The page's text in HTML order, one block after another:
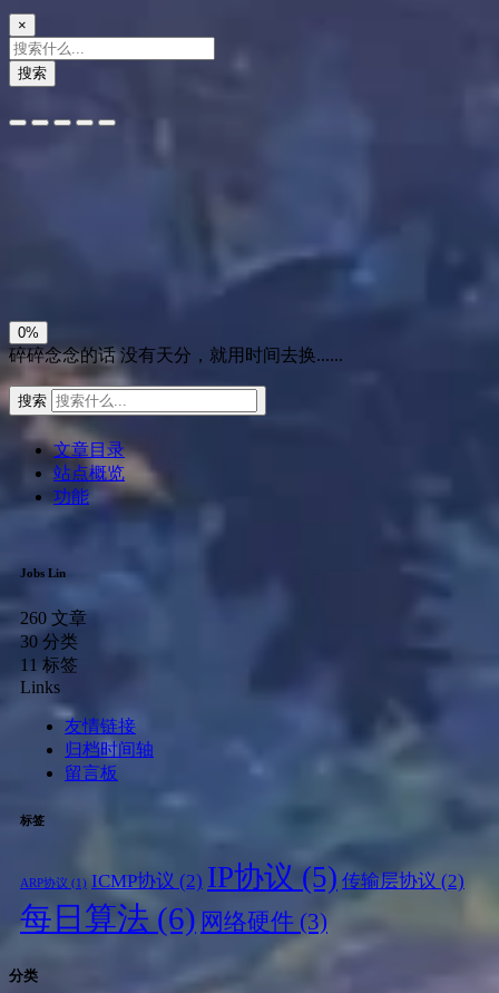
×
搜索
0%
碎碎念念的话 没有天分，就用时间去换......
搜索
文章目录
站点概览
功能
Jobs Lin
260 文章
30 分类
11 标签
Links
友情链接
归档时间轴
留言板
标签
ARP协议 (1) ICMP协议 (2) IP协议 (5) 传输层协议 (2)
每日算法 (6) 网络硬件 (3)
分类